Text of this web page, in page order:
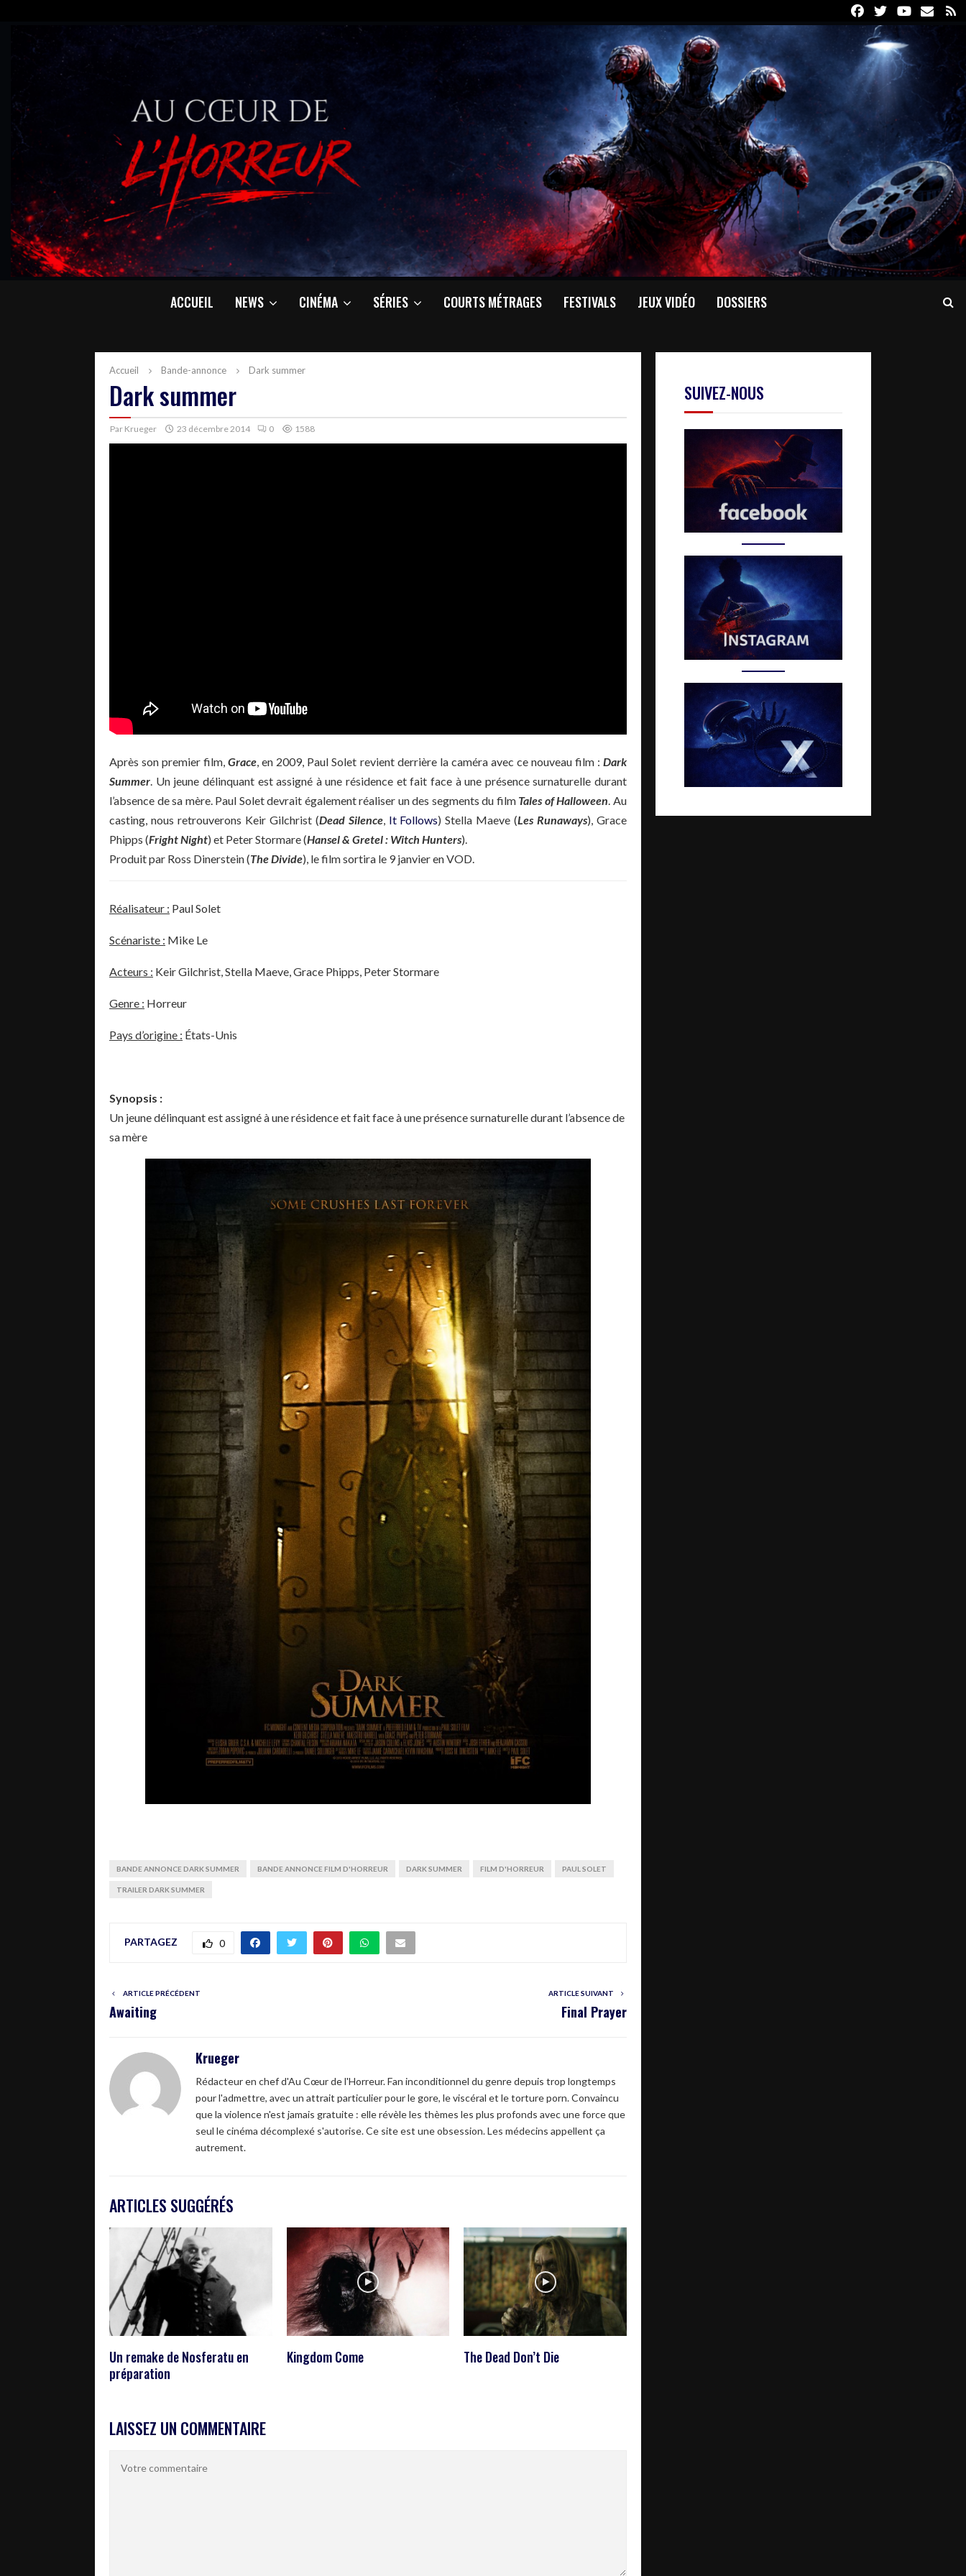
FacebookTwitterYoutube
Email
ACCUEIL NEWS CINÉMA SÉRIES COURTS MÉTRAGES FESTIVALS JEUX VIDÉO DOSSIERS
Accueil Bande-annonce Dark summer
Dark summer
Par Krueger 23 décembre 2014 0 1588
Après son premier film,Grace, en 2009, Paul Solet revient derrière la caméra avec ce nouveau film :Dark
Summer. Un jeune délinquant est assigné à une résidence et fait face à une présence surnaturelle durant
l’absence de sa mère. Paul Solet devrait également réaliser un des segments du film Tales of Halloween. Au
casting, nous retrouverons Keir Gilchrist (Dead Silence, It Follows) Stella Maeve (Les Runaways), Grace
Phipps (Fright Night) et Peter Stormare (Hansel & Gretel : Witch Hunters).
Produit par Ross Dinerstein (The Divide), le film sortira le 9 janvier en VOD.
Réalisateur : Paul Solet
Scénariste : Mike Le
Acteurs : Keir Gilchrist, Stella Maeve, Grace Phipps, Peter Stormare
Genre : Horreur
Pays d’origine : États-Unis
Synopsis :
Un jeune délinquant est assigné à une résidence et fait face à une présence surnaturelle durant l’absence de
sa mère
BANDE ANNONCE DARK SUMMER BANDE ANNONCE FILM D'HORREUR DARK SUMMER FILM D'HORREUR PAUL SOLET
TRAILER DARK SUMMER
PARTAGEZ 0
ARTICLE PRÉCÉDENT
Awaiting
ARTICLE SUIVANT
Final Prayer
Krueger
Rédacteur en chef d'Au Cœur de l'Horreur. Fan inconditionnel du genre depuis trop longtemps
pour l'admettre, avec un attrait particulier pour le gore, le viscéral et le torture porn. Convaincu
que la violence n'est jamais gratuite : elle révèle les thèmes les plus profonds avec une force que
seul le cinéma décomplexé s'autorise. Ce site est une obsession. Les médecins appellent ça
autrement.
ARTICLES SUGGÉRÉS
Un remake de Nosferatu en
préparation
Kingdom Come The Dead Don’t Die
LAISSEZ UN COMMENTAIRE
SUIVEZ-NOUS